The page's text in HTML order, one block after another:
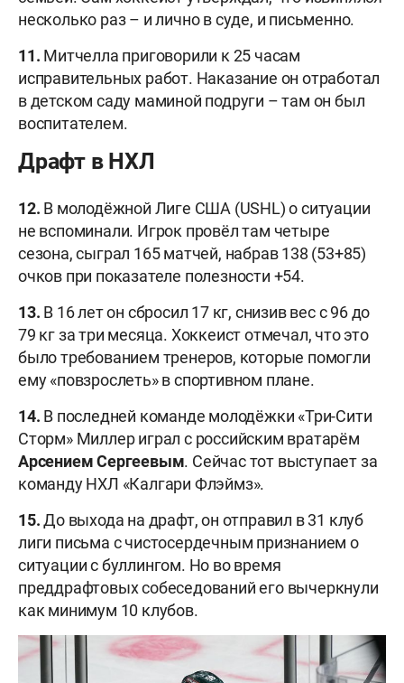
несколько раз – и лично в суде, и письменно.
11. Митчелла приговорили к 25 часам
исправительных работ. Наказание он отработал
в детском саду маминой подруги – там он был
воспитателем.
Драфт в НХЛ
12. В молодёжной Лиге США (USHL) о ситуации
не вспоминали. Игрок провёл там четыре
сезона, сыграл 165 матчей, набрав 138 (53+85)
очков при показателе полезности +54.
13. В 16 лет он сбросил 17 кг, снизив вес с 96 до
79 кг за три месяца. Хоккеист отмечал, что это
было требованием тренеров, которые помогли
ему «повзрослеть» в спортивном плане.
14. В последней команде молодёжки «Три-Сити
Сторм» Миллер играл с российским вратарём
Арсением Сергеевым. Сейчас тот выступает за
команду НХЛ «Калгари Флэймз».
15.До выхода на драфт, он отправил в 31 клуб
лиги письма с чистосердечным признанием о
ситуации с буллингом. Но во время
преддрафтовых собеседований его вычеркнули
как минимум 10 клубов.